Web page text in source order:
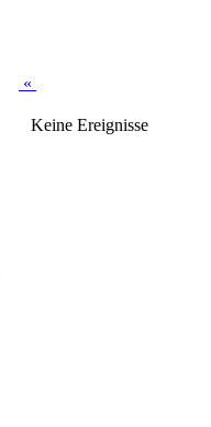
«
Keine Ereignisse